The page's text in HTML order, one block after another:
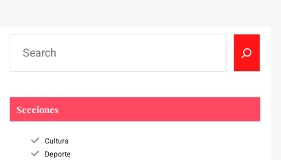
a
r
Secciones
Cultura
Deporte